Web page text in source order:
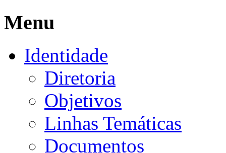
Menu
Identidade
Diretoria
Objetivos
Linhas Temáticas
Documentos